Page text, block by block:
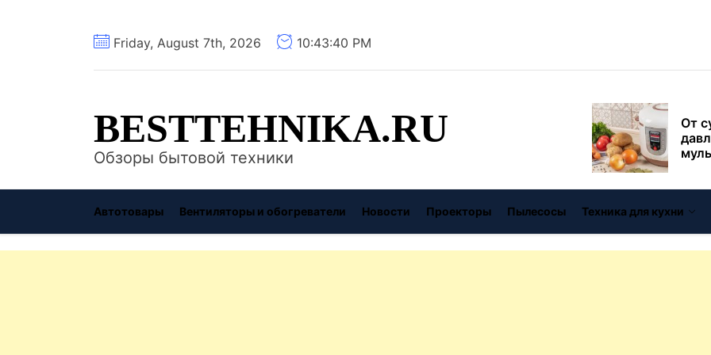
Friday, August 7th, 2026 10:43:41 PM
BESTTEHNIKA.RU
Обзоры бытовой техники
Автотовары Вентиляторы и обогреватели Новости Проекторы Пылесосы Техника для кухни